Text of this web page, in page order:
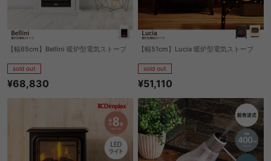
【幅65cm】Bellini 暖炉型電気ストーブ
sold out
¥68,830
【幅51cm】Lucia 暖炉型電気ストーブ
sold out
¥51,110